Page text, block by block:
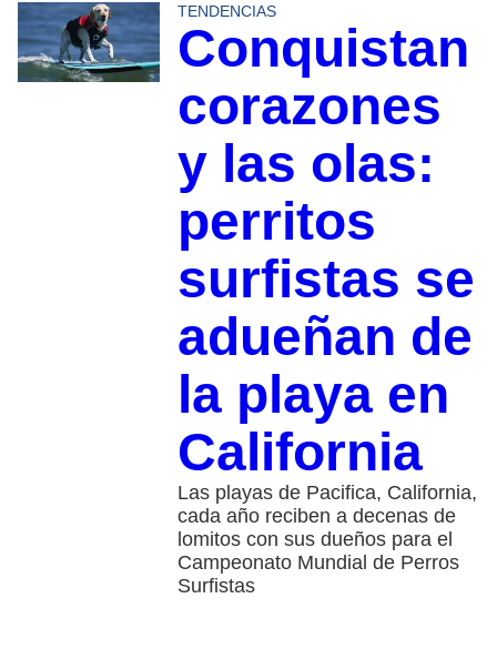
TENDENCIAS
Conquistan
corazones
y las olas:
perritos
surfistas se
adueñan de
la playa en
California
Las playas de Pacifica, California,
cada año reciben a decenas de
lomitos con sus dueños para el
Campeonato Mundial de Perros
Surfistas